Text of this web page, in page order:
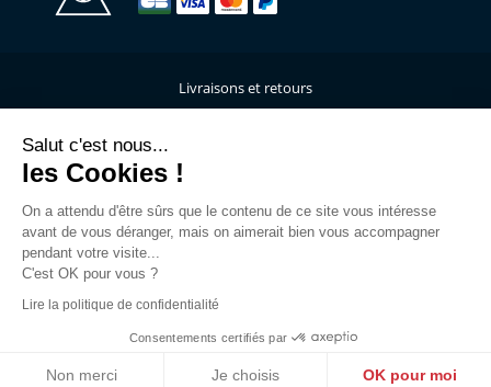
Livraisons et retours
Qui sommes-nous ?
C.G.V
Guide des tailles
FAQ
Salut c'est nous...
les Cookies !
On a attendu d'être sûrs que le contenu de ce site vous intéresse
avant de vous déranger, mais on aimerait bien vous accompagner
pendant votre visite...
C'est OK pour vous ?
Lire la politique de confidentialité
Consentements certifiés par
Non merci Je choisis OK pour moi